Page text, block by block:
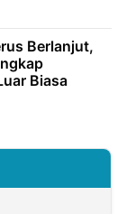
Berlanjut,
Biasa